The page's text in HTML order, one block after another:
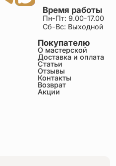
Покупателю
О мастерской
Доставка и оплата
Статьи
Отзывы
Контакты
Возврат
Акции
Время работы
Пн-Пт: 9.00-17.00
Сб-Вс: Выходной